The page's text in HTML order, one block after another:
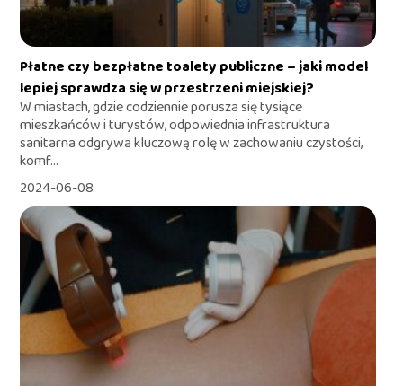
Płatne czy bezpłatne toalety publiczne – jaki model
lepiej sprawdza się w przestrzeni miejskiej?
W miastach, gdzie codziennie porusza się tysiące
mieszkańców i turystów, odpowiednia infrastruktura
sanitarna odgrywa kluczową rolę w zachowaniu czystości,
komf...
2024-06-08